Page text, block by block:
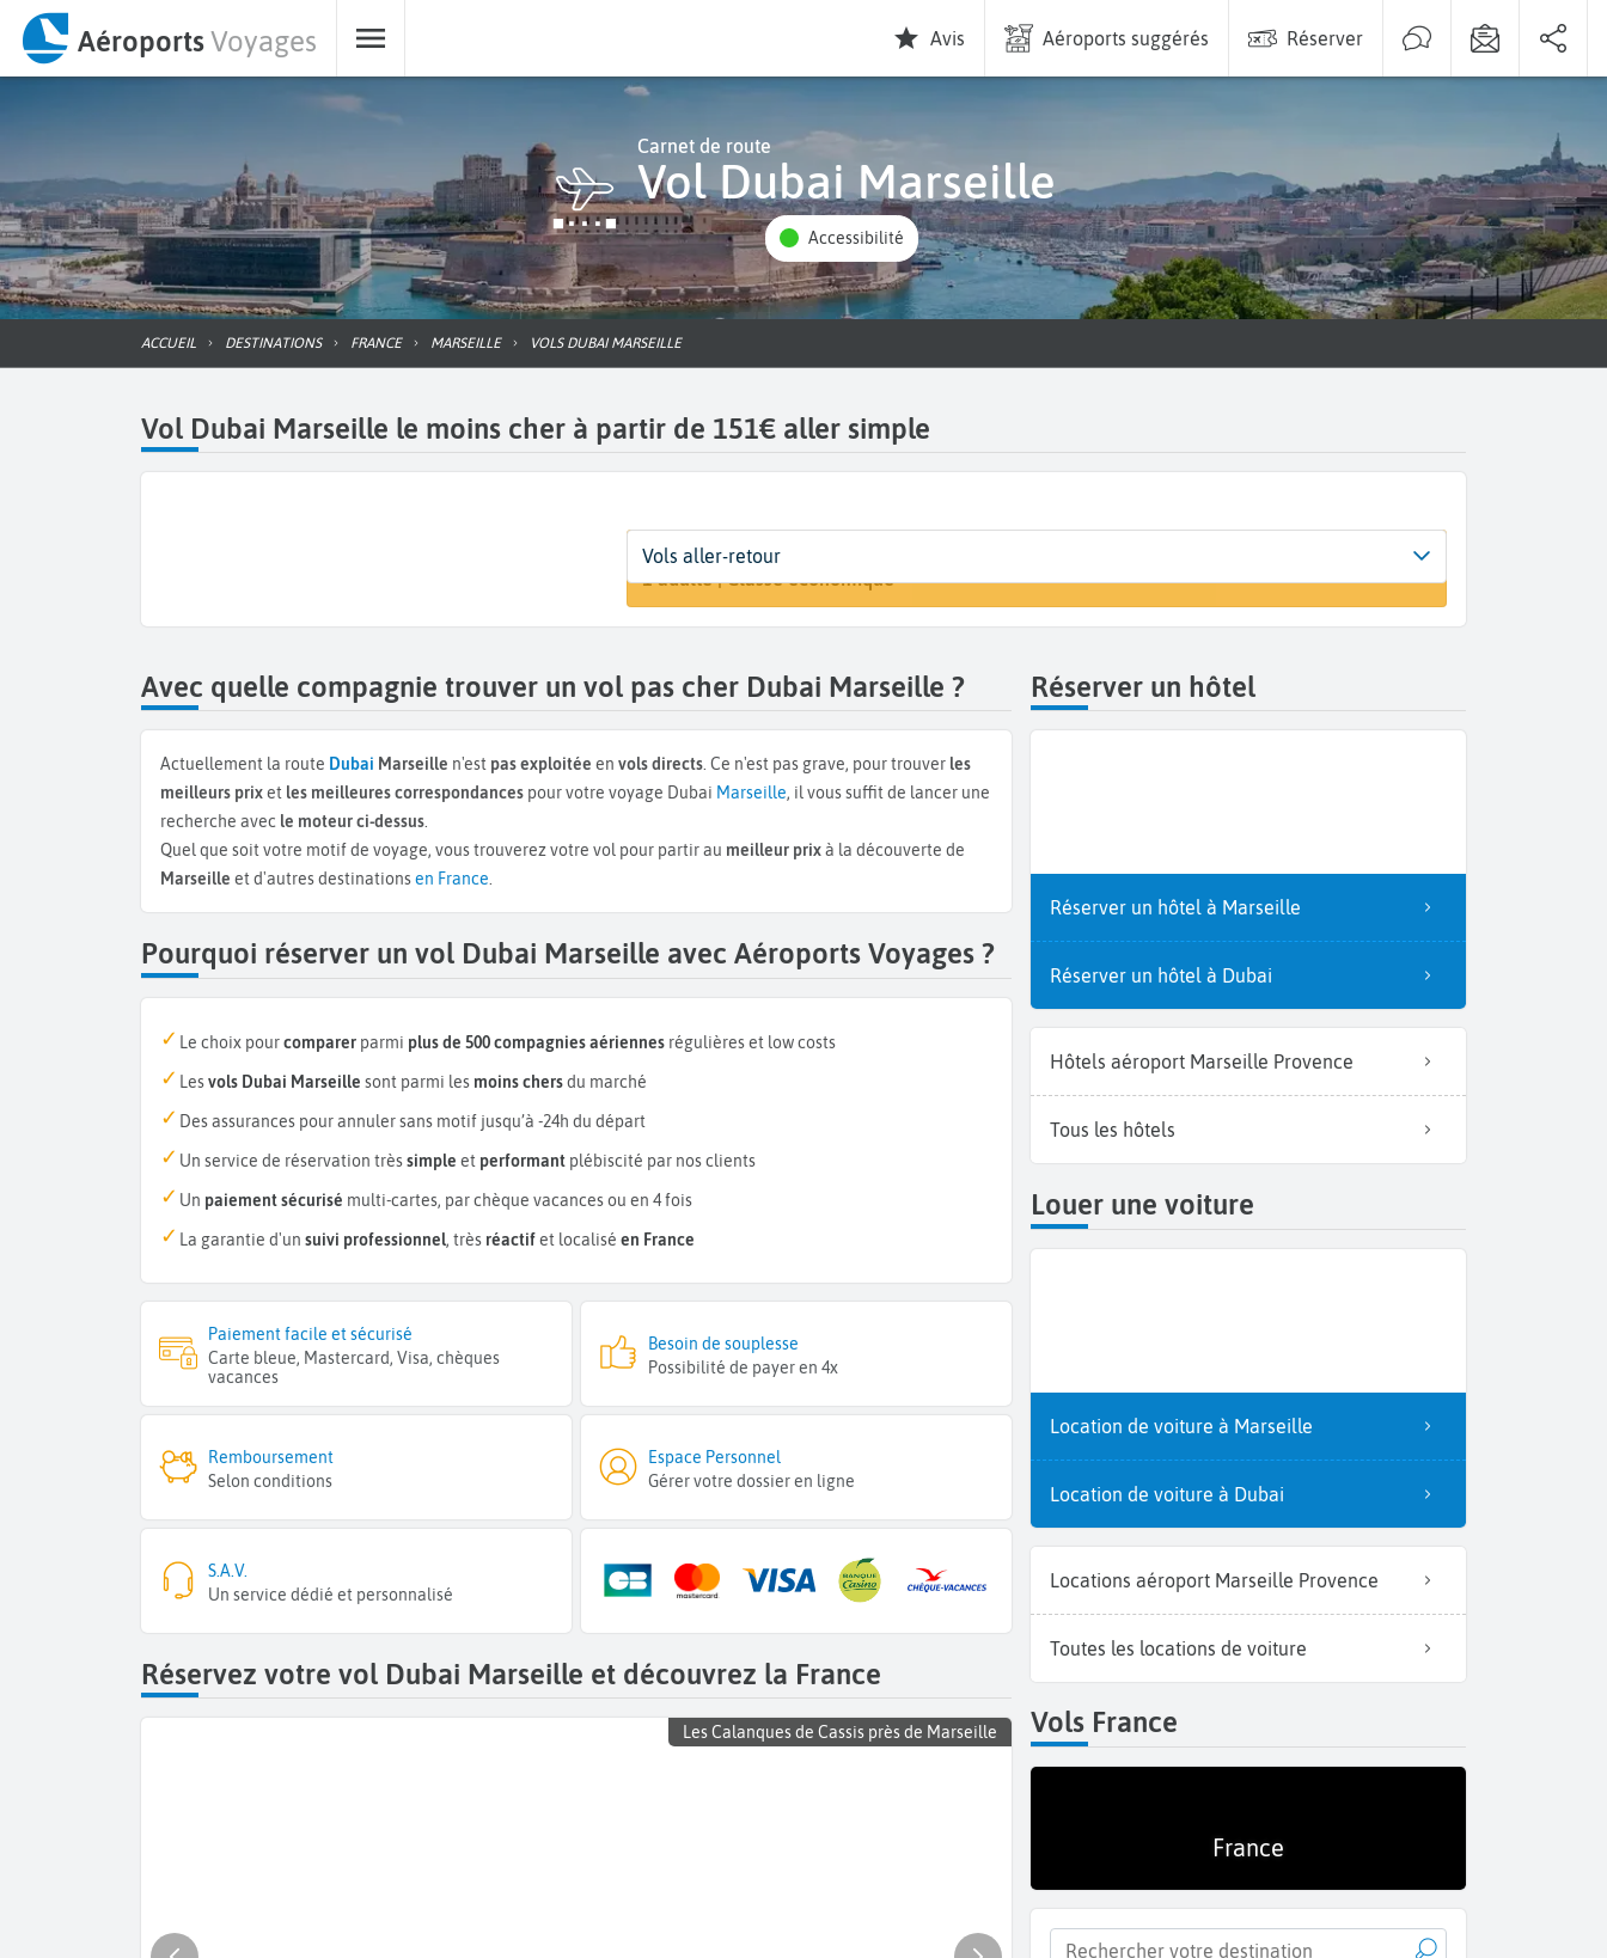
AéroportsVoyages Avis Aéroports suggérés Réserver
Carnet de route
Vol Dubai Marseille
Accessibilité
ACCUEIL DESTINATIONS FRANCE MARSEILLE VOLS DUBAI MARSEILLE
Vol Dubai Marseille le moins cher à partir de 151€ aller simple
Départ
Dubai (DXB) Marseille (MRS)
Dates
Dates de votre voyage
Voyageurs | Classe
1 adulte | Classe économique
Vols aller-retour
Avec quelle compagnie trouver un vol pas cher Dubai Marseille ?
Actuellement la route Dubai Marseille n'est pas exploitée en vols directs. Ce n'est pas grave, pour trouver les
meilleurs prixet les meilleures correspondances pour votre voyage Dubai Marseille, il vous suffit de lancer une
recherche avec le moteur ci-dessus.
Quel que soit votre motif de voyage, vous trouverez votre vol pour partir au meilleur prixà la découverte de
Marseille et d'autres destinationsen France.
Pourquoi réserver un vol Dubai Marseille avec Aéroports Voyages ?
Le choix pourcomparer parmi plus de 500 compagnies aériennes régulières et low costs
Lesvols Dubai Marseille sont parmi les moins chersdu marché
Des assurances pour annuler sans motif jusqu’à -24h du départ
Un service de réservation trèssimple et performant plébiscité par nos clients
Un paiement sécurisé multi-cartes, par chèque vacances ou en 4 fois
La garantie d'un suivi professionnel, très réactifet localisé en France
Paiement facile et sécurisé
Carte bleue, Mastercard, Visa, chèques
vacances
Besoin de souplesse
Possibilité de payer en 4x
Remboursement
Selon conditions
Espace Personnel
Gérer votre dossier en ligne
S.A.V.
Un service dédié et personnalisé
Réservez votre vol Dubai Marseille et découvrez la France
Les Calanques de Cassis près de Marseille
Réserver un hôtel
Réserver un hôtel à Marseille
Réserver un hôtel à Dubai
Hôtels aéroport Marseille Provence
Tous les hôtels
Louer une voiture
Location de voiture à Marseille
Location de voiture à Dubai
Locations aéroport Marseille Provence
Toutes les locations de voiture
Vols France
France